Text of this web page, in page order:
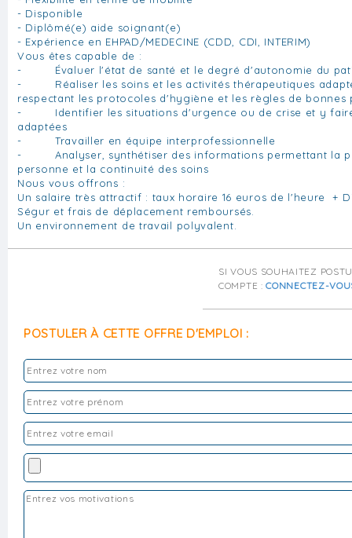
- Disponible
- Diplômé(e) aide soignant(e)
- Expérience en EHPAD/MEDECINE (CDD, CDI, INTERIM)
Vous êtes capable de :
- Évaluer l'état de santé et le degré d'autonomie du
- Réaliser les soins et les activités thérapeutiques
respectant les protocoles d'hygiène et les règles de bonnes
- Identifier les situations d'urgence ou de crise et y faire
adaptées
- Travailler en équipe interprofessionnelle
- Analyser, synthétiser des informations permettant la
personne et la continuité des soins
Nous vous offrons :
Un salaire très attractif : taux horaire 16 euros de l'heure +
Ségur et frais de déplacement remboursés.
Un environnement de travail polyvalent.
SI VOUS SOUHAITEZ
COMPTE :CONNECTEZ-
POSTULER À CETTE OFFRE D'EMPLOI :